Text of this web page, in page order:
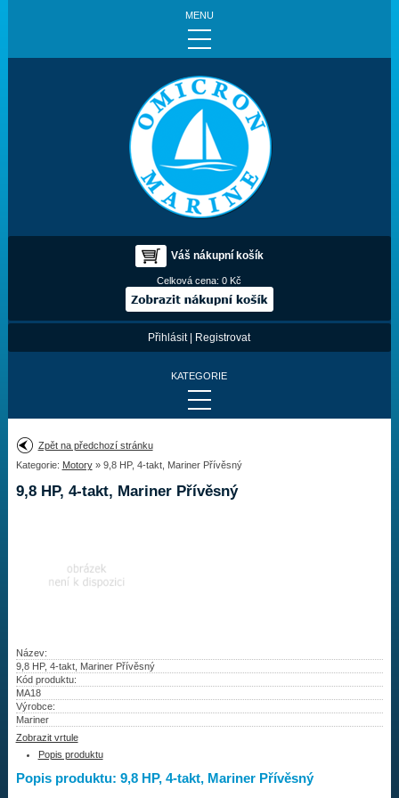
MENU
Váš nákupní košík
Celková cena:0 Kč
Přihlásit| Registrovat
KATEGORIE
Provedení:
Výrobce:
Najít vrtuli
Vrtule
Kontakty
Aktuality
Zpět na předchozí stránku
Kategorie: Motory» 9,8 HP, 4-takt, Mariner Přívěsný
9,8 HP, 4-takt, Mariner Přívěsný
Název:
9,8 HP, 4-takt, Mariner Přívěsný
Kód produktu:
MA18
Výrobce:
Mariner
Zobrazit vrtule
Popis produktu
Popis produktu: 9,8 HP, 4-takt, Mariner Přívěsný